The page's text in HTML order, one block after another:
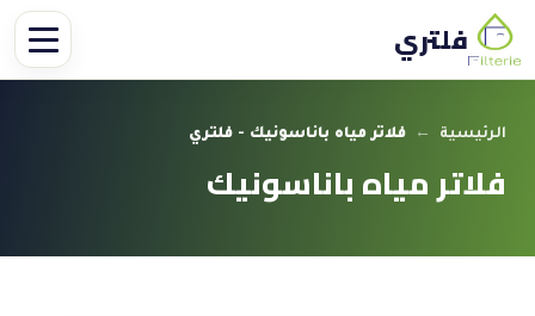
فلتري
الرئيسية ← فلاتر مياه باناسونيك - فلتري
فلاتر مياه باناسونيك